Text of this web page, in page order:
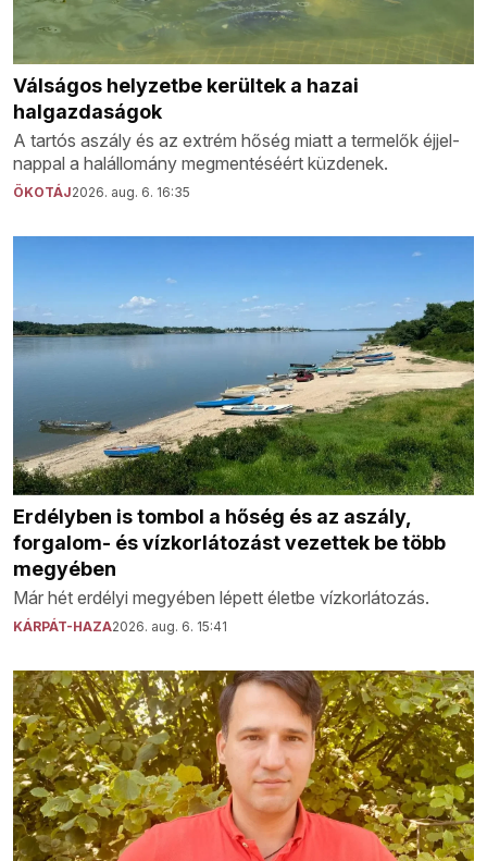
Válságos helyzetbe kerültek a hazai
halgazdaságok
A tartós aszály és az extrém hőség miatt a termelők éjjel-
nappal a halállomány megmentéséért küzdenek.
ÖKOTÁJ2026. aug. 6. 16:35
Erdélyben is tombol a hőség és az aszály,
forgalom- és vízkorlátozást vezettek be több
megyében
Már hét erdélyi megyében lépett életbe vízkorlátozás.
KÁRPÁT-HAZA2026. aug. 6. 15:41